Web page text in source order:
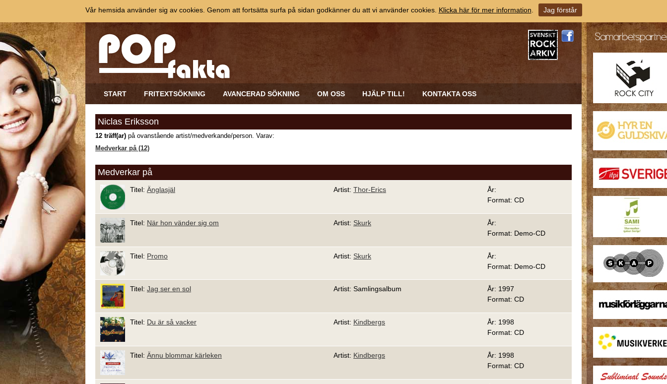
START FRITEXTSÖKNING AVANCERAD SÖKNING OM OSS HJÄLP TILL! KONTAKTA OSS
Niclas Eriksson
12 träff(ar) på ovanstående artist/medverkande/person. Varav:
Medverkar på (12)
Medverkar på
Titel: Änglasjäl Artist: Thor-Erics
År:
Format: CD
Titel: När hon vänder sig om Artist: Skurk
År:
Format: Demo-CD
Titel: Promo Artist: Skurk
År:
Format: Demo-CD
Titel: Jag ser en sol Artist: Samlingsalbum
År: 1997
Format: CD
Titel: Du är så vacker Artist: Kindbergs
År: 1998
Format: CD
Titel: Ännu blommar kärleken Artist: Kindbergs
År: 1998
Format: CD
Vår hemsida använder sig av cookies. Genom att fortsätta surfa på sidan godkänner du att vi använder cookies. Klicka här för mer information Jag förstår